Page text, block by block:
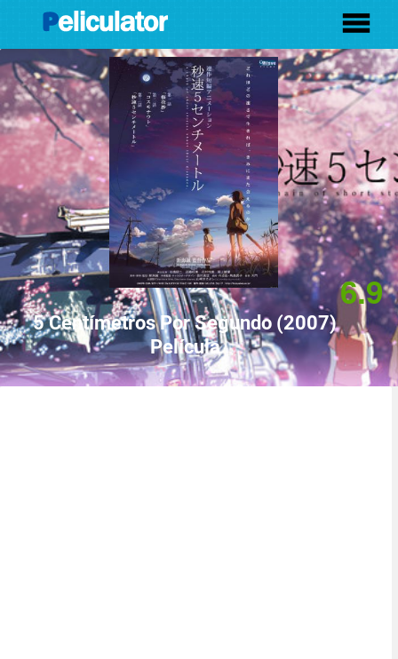
5 Centí­metros Por Segundo (2007)
Película
6.9